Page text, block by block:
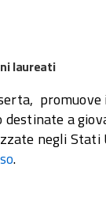
laureati
destinate a
negli Stati
.